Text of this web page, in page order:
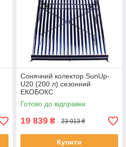
Сонячний колектор SunUp-
U20 (200 л) сезонний
ЕКОБОКС
Готово до відправки
19 839 ₴ 23 013 ₴
Купити